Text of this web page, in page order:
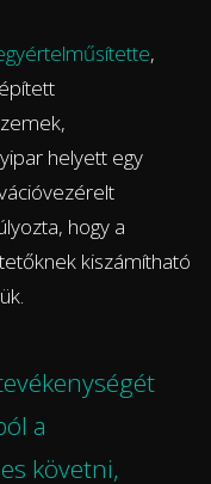
,
helyett egy
hogy a
kiszámítható
a
követni,